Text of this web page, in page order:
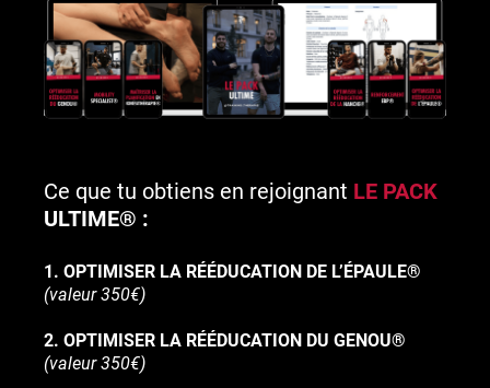
Ce que tu obtiens en rejoignant LE PACK
ULTIME® :
1. OPTIMISER LA RÉÉDUCATION DE L’ÉPAULE®
(valeur 350€)
2. OPTIMISER LA RÉÉDUCATION DU GENOU®
(valeur 350€)